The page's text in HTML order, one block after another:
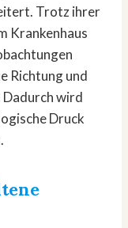
Trotz ihrer
Krankenhaus
Richtung und
wird
Druck